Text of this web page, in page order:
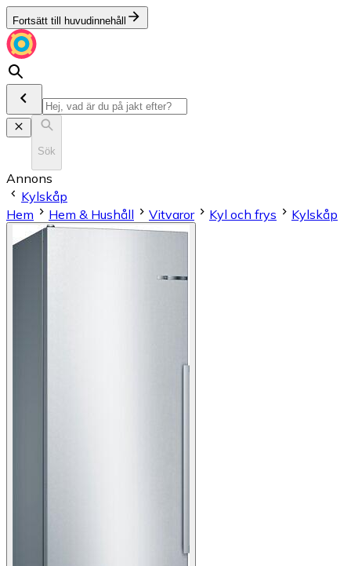
Fortsätt till huvudinnehåll
Sök
Annons
Kylskåp
Hem
Hem & Hushåll Vitvaror Kyl och frys Kylskåp